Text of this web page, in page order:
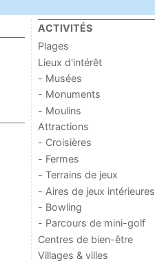
ACTIVITÉS
Plages
Lieux d'intérêt
- Musées
- Monuments
- Moulins
Attractions
- Croisières
- Fermes
- Terrains de jeux
- Aires de jeux intérieures
- Bowling
- Parcours de mini-golf
Centres de bien-être
Villages & villes